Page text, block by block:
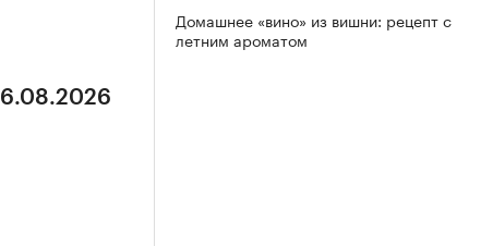
Домашнее «вино» из вишни: рецепт с
летним ароматом